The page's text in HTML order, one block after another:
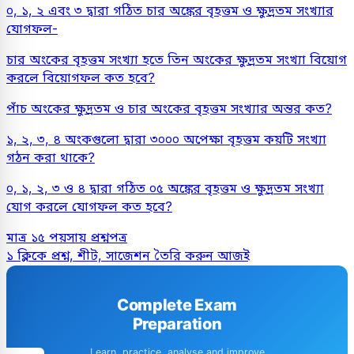
০, ১, ২ এবং ৩ দ্বারা গঠিত চার অঙ্কের বৃহত্তম ও ক্ষুদ্রতম সংখ্যার
যোগফল-
চার অংকের বৃহত্তম সংখ্যা হতে তিন অংকের ক্ষুদ্রতম সংখ্যা বিয়োগ
করলে বিয়োগফল কত হবে?
পাঁচ অংকের ক্ষুদ্রতম ও চার অংকের বৃহত্তম সংখ্যার অন্তর কত?
১, ২, ৩, ৪ অংকগুলো দ্বারা ৩০০০ অপেক্ষা বৃহত্তম কয়টি সংখ্যা
গঠন করা থাকে?
০, ১, ২, ৩ ও ৪ দ্বারা গঠিত ০৫ অঙ্কের বৃহত্তম ও ক্ষুদ্রতম সংখ্যা
যোগ করলে যোগফল কত হবে?
মাত্র ১৫ পয়সায় প্রশ্নপত্র
১ ক্লিকে প্রশ্ন, শীট, সাজেশন তৈরি করুন আজই
Complete Exam
Preparation